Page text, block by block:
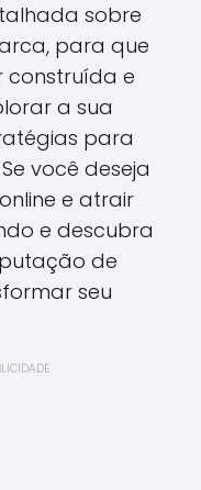
sobre
para que
construída e
a sua
para
você deseja
e atrair
e descubra
de
seu